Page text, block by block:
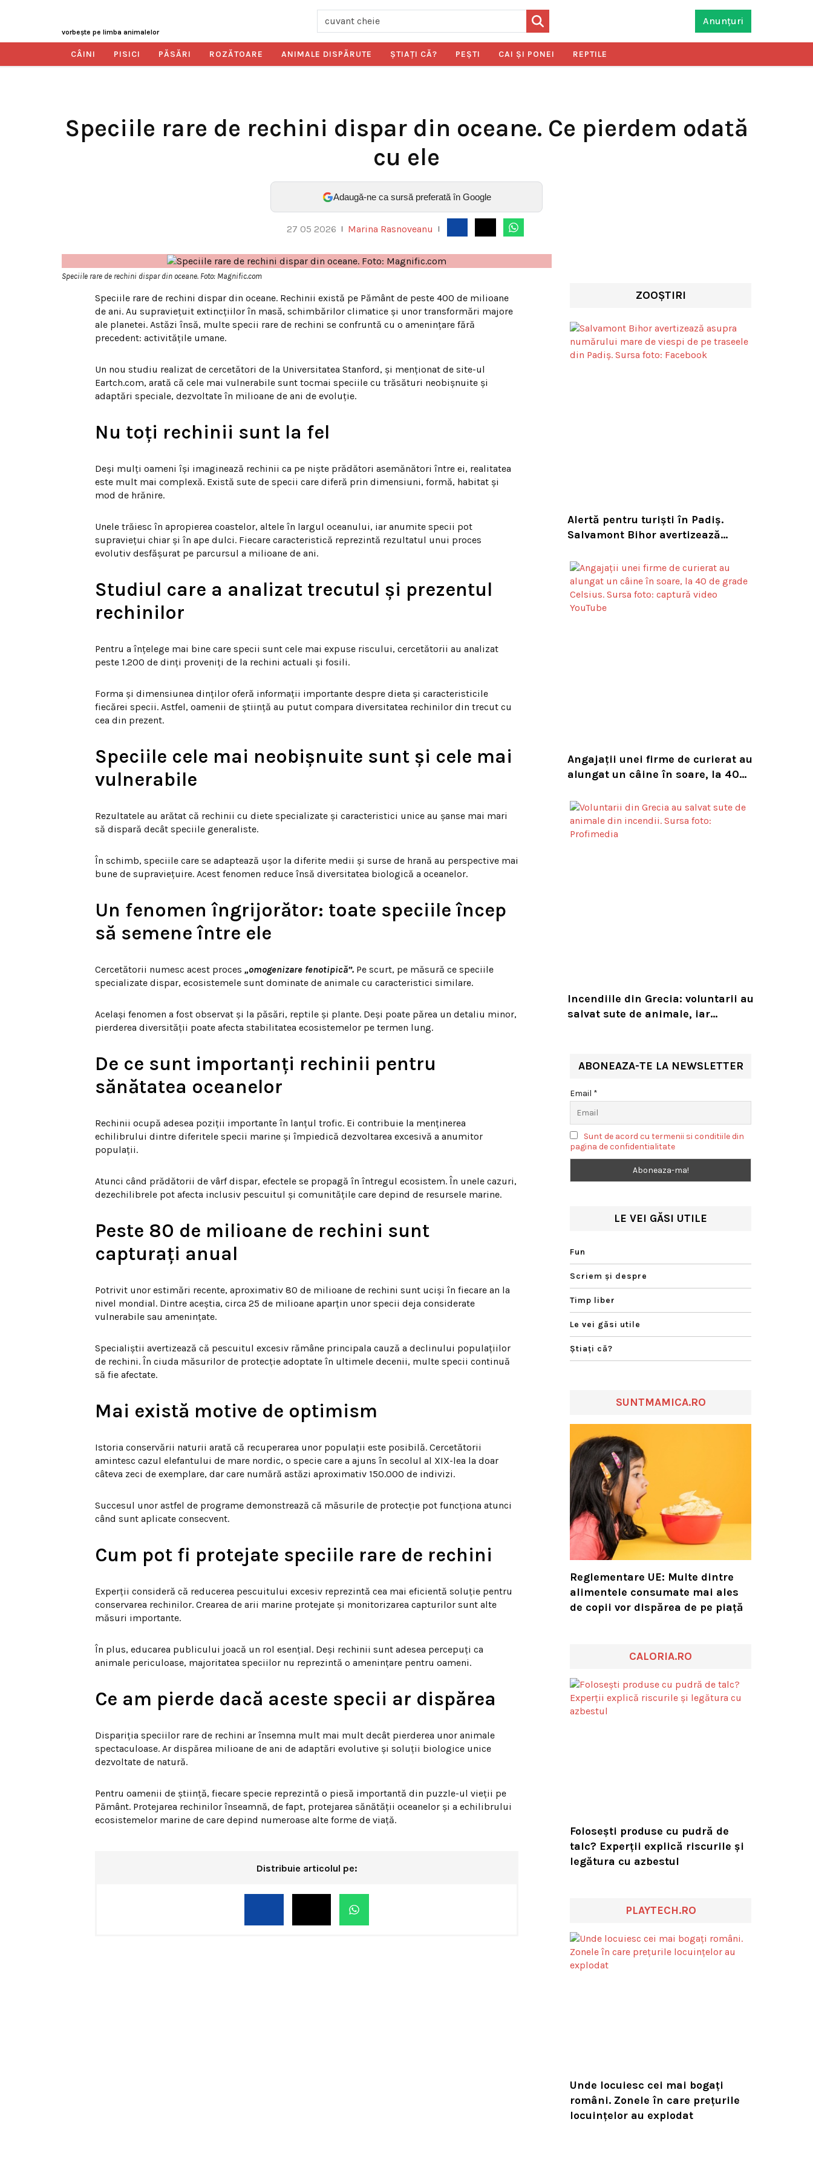
vorbeşte pe limba animalelor
Anunțuri
CÂINI PISICI PĂSĂRI ROZĂTOARE ANIMALE DISPĂRUTE ŞTIAŢI CĂ? PEŞTI CAI ŞI PONEI REPTILE
Speciile rare de rechini dispar din oceane. Ce pierdem odată
cu ele
Adaugă-ne ca sursă preferată în Google
27 05 2026 Marina Rasnoveanu
Speciile rare de rechini dispar din oceane. Foto: Magnific.com
Speciile rare de rechini dispar din oceane. Rechinii există pe Pământ de peste 400 de milioane
de ani. Au supraviețuit extincțiilor în masă, schimbărilor climatice și unor transformări majore
ale planetei. Astăzi însă, multe specii rare de rechini se confruntă cu o amenințare fără
precedent: activitățile umane.
Un nou studiu realizat de cercetători de la Universitatea Stanford, și menționat de site-ul
Eartch.com, arată că cele mai vulnerabile sunt tocmai speciile cu trăsături neobișnuite și
adaptări speciale, dezvoltate în milioane de ani de evoluție.
Nu toți rechinii sunt la fel
Deși mulți oameni își imaginează rechinii ca pe niște prădători asemănători între ei, realitatea
este mult mai complexă. Există sute de specii care diferă prin dimensiuni, formă, habitat și
mod de hrănire.
Unele trăiesc în apropierea coastelor, altele în largul oceanului, iar anumite specii pot
supraviețui chiar și în ape dulci. Fiecare caracteristică reprezintă rezultatul unui proces
evolutiv desfășurat pe parcursul a milioane de ani.
Studiul care a analizat trecutul și prezentul
rechinilor
Pentru a înțelege mai bine care specii sunt cele mai expuse riscului, cercetătorii au analizat
peste 1.200 de dinți proveniți de la rechini actuali și fosili.
Forma și dimensiunea dinților oferă informații importante despre dieta și caracteristicile
fiecărei specii. Astfel, oamenii de știință au putut compara diversitatea rechinilor din trecut cu
cea din prezent.
Speciile cele mai neobișnuite sunt și cele mai
vulnerabile
Rezultatele au arătat că rechinii cu diete specializate și caracteristici unice au șanse mai mari
să dispară decât speciile generaliste.
În schimb, speciile care se adaptează ușor la diferite medii și surse de hrană au perspective mai
bune de supraviețuire. Acest fenomen reduce însă diversitatea biologică a oceanelor.
Un fenomen îngrijorător: toate speciile încep
să semene între ele
Cercetătorii numesc acest proces „omogenizare fenotipică”. Pe scurt, pe măsură ce speciile
specializate dispar, ecosistemele sunt dominate de animale cu caracteristici similare.
Același fenomen a fost observat și la păsări, reptile și plante. Deși poate părea un detaliu minor,
pierderea diversității poate afecta stabilitatea ecosistemelor pe termen lung.
De ce sunt importanți rechinii pentru
sănătatea oceanelor
Rechinii ocupă adesea poziții importante în lanțul trofic. Ei contribuie la menținerea
echilibrului dintre diferitele specii marine și împiedică dezvoltarea excesivă a anumitor
populații.
Atunci când prădătorii de vârf dispar, efectele se propagă în întregul ecosistem. În unele cazuri,
dezechilibrele pot afecta inclusiv pescuitul și comunitățile care depind de resursele marine.
Peste 80 de milioane de rechini sunt
capturați anual
Potrivit unor estimări recente, aproximativ 80 de milioane de rechini sunt uciși în fiecare an la
nivel mondial. Dintre aceștia, circa 25 de milioane aparțin unor specii deja considerate
vulnerabile sau amenințate.
Specialiștii avertizează că pescuitul excesiv rămâne principala cauză a declinului populațiilor
de rechini. În ciuda măsurilor de protecție adoptate în ultimele decenii, multe specii continuă
să fie afectate.
Mai există motive de optimism
Istoria conservării naturii arată că recuperarea unor populații este posibilă. Cercetătorii
amintesc cazul elefantului de mare nordic, o specie care a ajuns în secolul al XIX-lea la doar
câteva zeci de exemplare, dar care numără astăzi aproximativ 150.000 de indivizi.
Succesul unor astfel de programe demonstrează că măsurile de protecție pot funcționa atunci
când sunt aplicate consecvent.
Cum pot fi protejate speciile rare de rechini
Experții consideră că reducerea pescuitului excesiv reprezintă cea mai eficientă soluție pentru
conservarea rechinilor. Crearea de arii marine protejate și monitorizarea capturilor sunt alte
măsuri importante.
În plus, educarea publicului joacă un rol esențial. Deși rechinii sunt adesea percepuți ca
animale periculoase, majoritatea speciilor nu reprezintă o amenințare pentru oameni.
Ce am pierde dacă aceste specii ar dispărea
Dispariția speciilor rare de rechini ar însemna mult mai mult decât pierderea unor animale
spectaculoase. Ar dispărea milioane de ani de adaptări evolutive și soluții biologice unice
dezvoltate de natură.
Pentru oamenii de știință, fiecare specie reprezintă o piesă importantă din puzzle-ul vieții pe
Pământ. Protejarea rechinilor înseamnă, de fapt, protejarea sănătății oceanelor și a echilibrului
ecosistemelor marine de care depind numeroase alte forme de viață.
Distribuie articolul pe:
ZOOȘTIRI
Alertă pentru turiști în Padiș.
Salvamont Bihor avertizează
de pe trasee
Angajații unei firme de curierat au
alungat un câine în soare, la 40
concediat și caută acum animalul
Incendiile din Grecia: voluntarii au
salvat sute de animale, iar
ABONEAZA-TE LA NEWSLETTER
Email *
Sunt de acord cu termenii si conditiile din
pagina de confidentialitate
LE VEI GĂSI UTILE
Fun
Scriem şi despre
Timp liber
Le vei găsi utile
Ştiaţi că?
SUNTMAMICA.RO
Reglementare UE: Multe dintre
alimentele consumate mai ales
de copii vor dispărea de pe piață
CALORIA.RO
Folosești produse cu pudră de
talc? Experții explică riscurile și
legătura cu azbestul
PLAYTECH.RO
Unde locuiesc cei mai bogați
români. Zonele în care prețurile
locuințelor au explodat